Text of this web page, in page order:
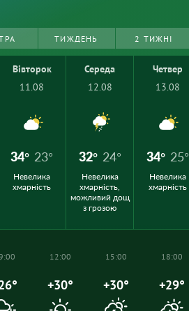
ТИЖДЕНЬ 2 ТИЖНІ
Вівторок
11.08
34° 23°
Невелика
хмарність
Середа
12.08
32° 24°
Невелика
хмарність,
можливий дощ
з грозою
Четвер
13.08
34° 25°
Невелика
хмарність
12:00
+30°
15:00
+30°
18:00
+29°